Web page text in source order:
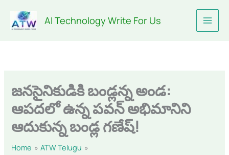
content
AI Technology Write For Us
జనసైనికుడికి బండ్లన్న అండ:
ఆపదలో ఉన్న పవన్ అభిమానిని
ఆదుకున్న బండ్ల గణేష్!
Home
ATW Telugu